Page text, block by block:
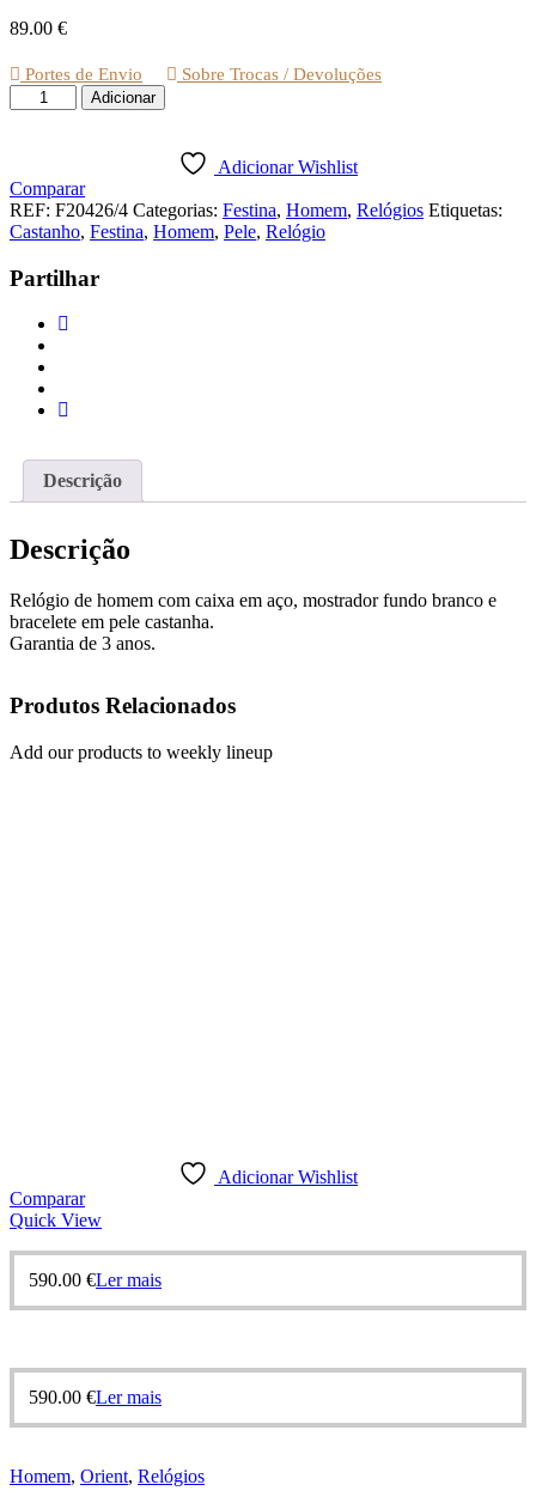
89.00 €
Portes de Envio Sobre Trocas / Devoluções
Quantidade
de
Classics
Adicionar
Adicionar Wishlist
Comparar
REF: F20426/4 Categorias: Festina, Homem, Relógios Etiquetas:
Castanho, Festina, Homem, Pele, Relógio
Partilhar
Descrição
Descrição
Relógio de homem com caixa em aço, mostrador fundo branco e
bracelete em pele castanha.
Garantia de 3 anos.
Produtos Relacionados
Add our products to weekly lineup
Adicionar Wishlist
Comparar
Quick View
590.00 €Ler mais
590.00 €Ler mais
Homem, Orient, Relógios